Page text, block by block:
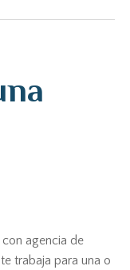
agencia de
trabaja para una o